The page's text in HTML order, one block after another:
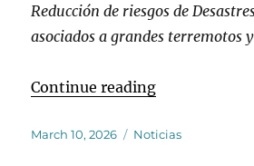
Reducción de riesgos de
asociados a grandes terremotos
Continue reading
Posted
March 10, 2026 Categories
Noticias